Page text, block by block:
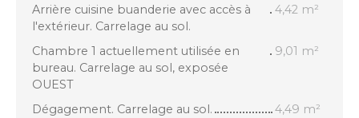
Arrière cuisine buanderie avec accès à
l'extérieur. Carrelage au sol.
4,42 m²
Chambre 1 actuellement utilisée en
bureau. Carrelage au sol, exposée
OUEST
9,01 m²
Dégagement. Carrelage au sol.
4,49 m²